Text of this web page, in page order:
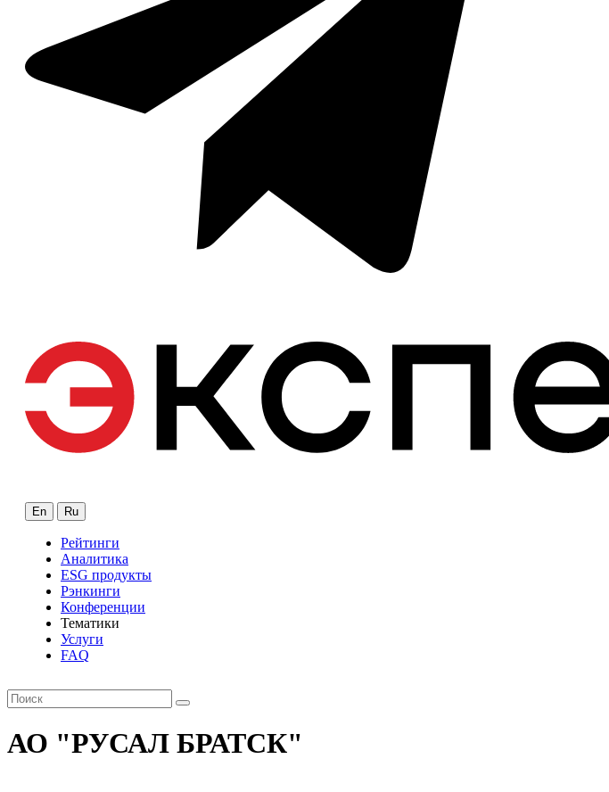
En Ru
Рейтинги
Аналитика
ESG продукты
Рэнкинги
Конференции
Тематики
Услуги
FAQ
АО "РУСАЛ БРАТСК"